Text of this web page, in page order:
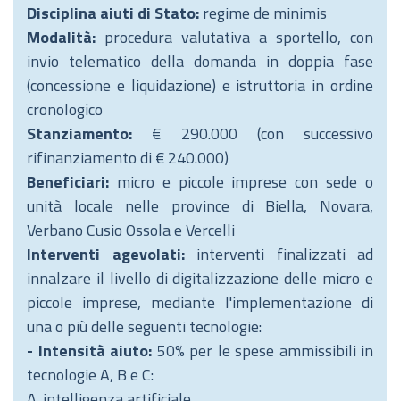
Disciplina aiuti di Stato:regime de minimis
Modalità: procedura valutativa a sportello, con
invio telematico della domanda in doppia fase
(concessione e liquidazione) e istruttoria in ordine
cronologico
Stanziamento: € 290.000 (con successivo
rifinanziamento di € 240.000)
Beneficiari: micro e piccole imprese con sede o
unità locale nelle province di Biella, Novara,
Verbano Cusio Ossola e Vercelli
Interventi agevolati: interventi finalizzati ad
innalzare il livello di digitalizzazione delle micro e
piccole imprese, mediante l'implementazione di
una o più delle seguenti tecnologie:
- Intensità aiuto: 50% per le spese ammissibili in
tecnologie A, B e C: